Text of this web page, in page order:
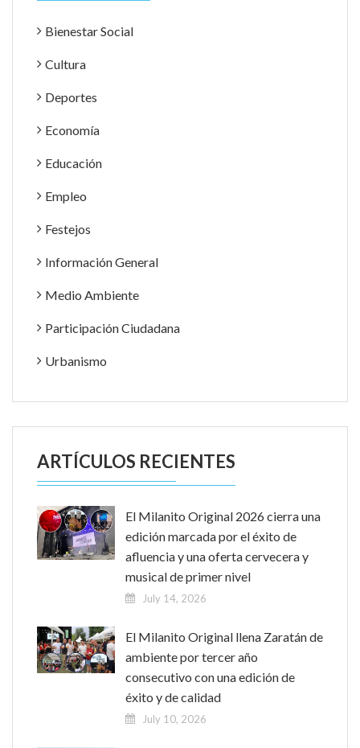
Bienestar Social
Cultura
Deportes
Economía
Educación
Empleo
Festejos
Información General
Medio Ambiente
Participación Ciudadana
Urbanismo
ARTÍCULOS RECIENTES
El Milanito Original 2026 cierra una
edición marcada por el éxito de
afluencia y una oferta cervecera y
musical de primer nivel
July 14, 2026
El Milanito Original llena Zaratán de
ambiente por tercer año
consecutivo con una edición de
éxito y de calidad
July 10, 2026